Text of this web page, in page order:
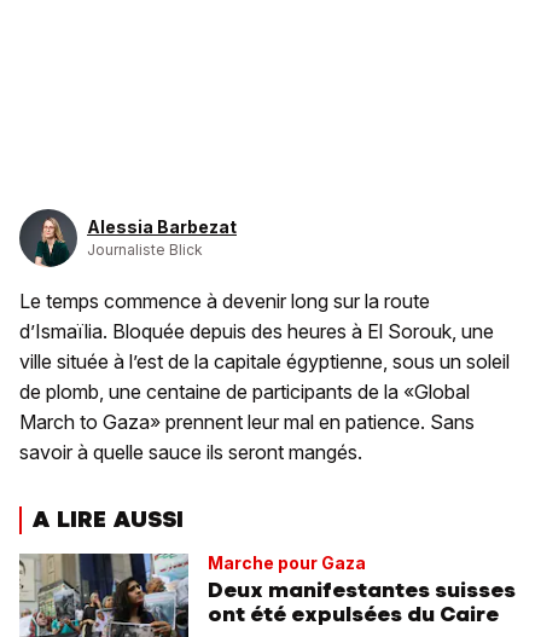
Alessia Barbezat
Journaliste Blick
Le temps commence à devenir long sur la route
d’Ismaïlia. Bloquée depuis des heures à El Sorouk, une
ville située à l’est de la capitale égyptienne, sous un soleil
de plomb, une centaine de participants de la «Global
March to Gaza» prennent leur mal en patience. Sans
savoir à quelle sauce ils seront mangés.
A LIRE AUSSI
Marche pour Gaza
Deux manifestantes suisses
ont été expulsées du Caire